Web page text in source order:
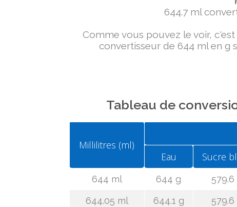
644.7 ml
Comme vous pouvez le voir,
convertisseur de 644 ml en g
Tableau de
Millilitres (ml)
Eau
Sucre
644 ml 644 g 579.6
644.05 ml
644.1 g 579.6